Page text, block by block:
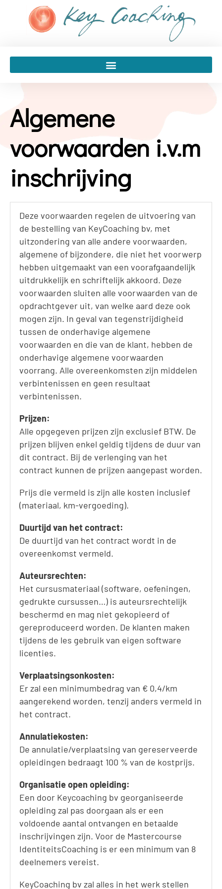
Algemene
voorwaarden i.v.m
inschrijving
Deze voorwaarden regelen de uitvoering van
de bestelling van KeyCoaching bv, met
uitzondering van alle andere voorwaarden,
algemene of bijzondere, die niet het voorwerp
hebben uitgemaakt van een voorafgaandelijk
uitdrukkelijk en schriftelijk akkoord. Deze
voorwaarden sluiten alle voorwaarden van de
opdrachtgever uit, van welke aard deze ook
mogen zijn. In geval van tegenstrijdigheid
tussen de onderhavige algemene
voorwaarden en die van de klant, hebben de
onderhavige algemene voorwaarden
voorrang. Alle overeenkomsten zijn middelen
verbintenissen en geen resultaat
verbintenissen.
Prijzen:
Alle opgegeven prijzen zijn exclusief BTW. De
prijzen blijven enkel geldig tijdens de duur van
dit contract. Bij de verlenging van het
contract kunnen de prijzen aangepast worden.
Prijs die vermeld is zijn alle kosten inclusief
(materiaal, km-vergoeding).
Duurtijd van het contract:
De duurtijd van het contract wordt in de
overeenkomst vermeld.
Auteursrechten:
Het cursusmateriaal (software, oefeningen,
gedrukte cursussen…) is auteursrechtelijk
beschermd en mag niet gekopieerd of
gereproduceerd worden. De klanten maken
tijdens de les gebruik van eigen software
licenties.
Verplaatsingsonkosten:
Er zal een minimumbedrag van € 0,4/km
aangerekend worden, tenzij anders vermeld in
het contract.
Annulatiekosten:
De annulatie/verplaatsing van gereserveerde
opleidingen bedraagt 100 % van de kostprijs.
Organisatie open opleiding:
Een door Keycoaching bv georganiseerde
opleiding zal pas doorgaan als er een
voldoende aantal ontvangen en betaalde
inschrijvingen zijn. Voor de Mastercourse
IdentiteitsCoaching is er een minimum van 8
deelnemers vereist.
KeyCoaching bv zal alles in het werk stellen